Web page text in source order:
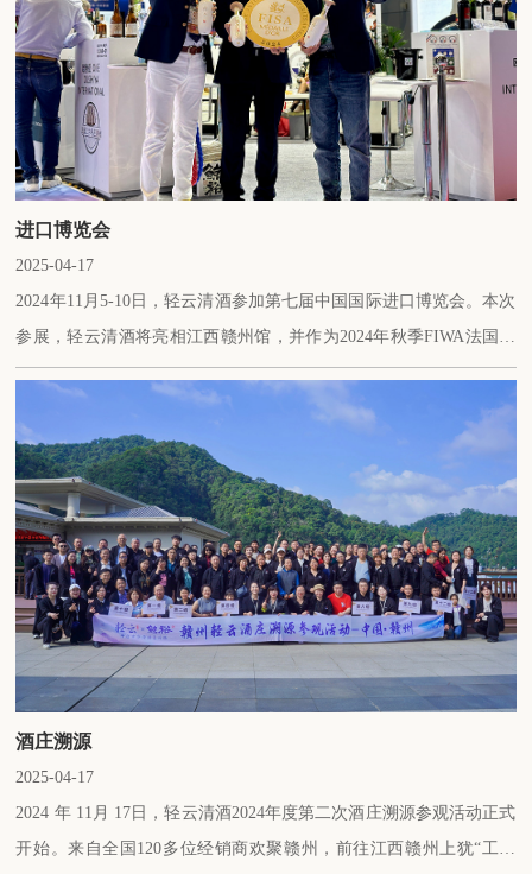
进口博览会
2025-04-17
2024年11月5-10日，轻云清酒参加第七届中国国际进口博览会。本次
参展，轻云清酒将亮相江西赣州馆，并作为2024年秋季FIWA法国国
际葡萄酒大奖赛中国区·甜酒型和其他类酒·金奖获奖者在FIWA展位
酒庄溯源
2025-04-17
2024 年 11月 17日，轻云清酒2024年度第二次酒庄溯源参观活动正式
开始。来自全国120多位经销商欢聚赣州，前往江西赣州上犹“工业